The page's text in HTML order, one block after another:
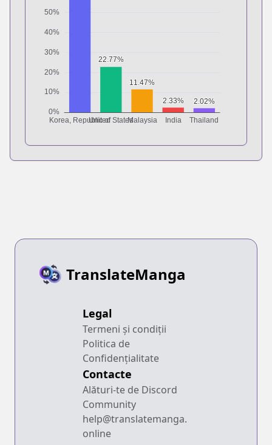
TranslateManga
Legal
Termeni și condiții
Politica de
Confidențialitate
Contacte
Alături-te de Discord
Community
help@translatemanga.
online